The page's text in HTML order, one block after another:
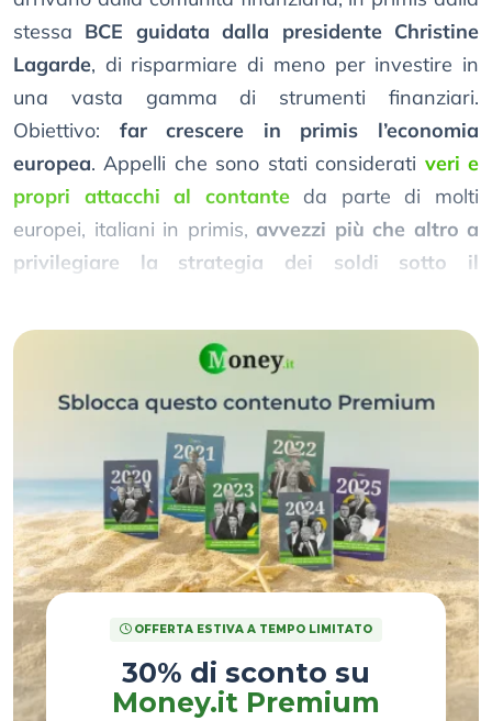
stessa BCE guidata dalla presidente Christine
Lagarde, di risparmiare di meno per investire in
una vasta gamma di strumenti finanziari.
Obiettivo: far crescere in primis l’economia
europea. Appelli che sono stati considerati veri e
propri attacchi al contanteda parte di molti
europei, italiani in primis, avvezzi più che altro a
privilegiare la strategia dei soldi sotto il
OFFERTA ESTIVA A TEMPO LIMITATO
30% di sconto su
Money.it Premium